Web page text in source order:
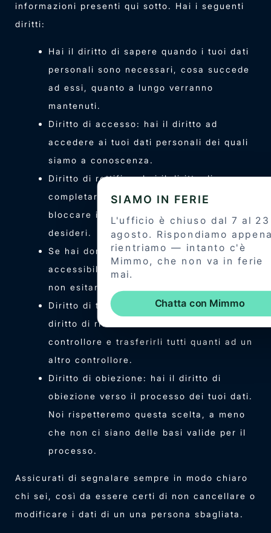
informazioni presenti qui sotto. Hai i seguenti
diritti:
Hai il diritto di sapere quando i tuoi dati
personali sono necessari, cosa succede
ad essi, quanto a lungo verranno
mantenuti.
Diritto di accesso: hai il diritto ad
accedere ai tuoi dati personali dei quali
siamo a conoscenza.
Diritto di rettifica: hai il diritto di
completare, correggere, cancellare o
bloccare i tuoi dati personali quando lo
desideri.
Se hai domande o problemi relativi al
accessibilità del sito web, per favore
non esitare a contattarci.
Diritto di trasferire i tuoi dati: hai il
diritto di richiedere tutti i tuoi dati dal
controllore e trasferirli tutti quanti ad un
altro controllore.
Diritto di obiezione: hai il diritto di
obiezione verso il processo dei tuoi dati.
Noi rispetteremo questa scelta, a meno
che non ci siano delle basi valide per il
processo.
Assicurati di segnalare sempre in modo chiaro
chi sei, così da essere certi di non cancellare o
modificare i dati di un una persona sbagliata.